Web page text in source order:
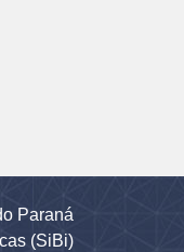
Paraná
(SiBi)